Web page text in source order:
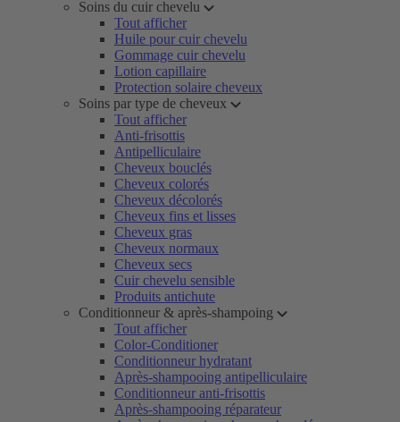
Soins du cuir chevelu
Tout afficher
Huile pour cuir chevelu
Gommage cuir chevelu
Lotion capillaire
Protection solaire cheveux
Soins par type de cheveux
Tout afficher
Anti-frisottis
Antipelliculaire
Cheveux bouclés
Cheveux colorés
Cheveux décolorés
Cheveux fins et lisses
Cheveux gras
Cheveux normaux
Cheveux secs
Cuir chevelu sensible
Produits antichute
Conditionneur & après-shampoing
Tout afficher
Color-Conditioner
Conditionneur hydratant
Après-shampooing antipelliculaire
Conditionneur anti-frisottis
Après-shampooing réparateur